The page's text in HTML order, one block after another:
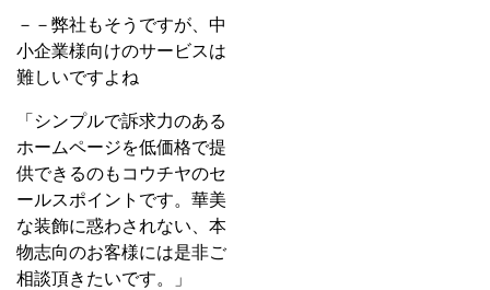
－－弊社もそうですが、中
小企業様向けのサービスは
難しいですよね
「シンプルで訴求力のある
ホームページを低価格で提
供できるのもコウチヤのセ
ールスポイントです。華美
な装飾に惑わされない、本
物志向のお客様には是非ご
相談頂きたいです。」